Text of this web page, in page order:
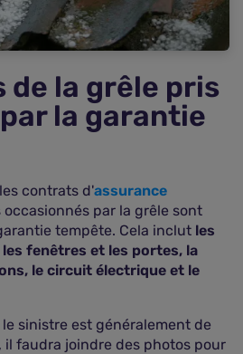
de la grêle pris
la garantie
contrats d'assurance
occasionnés par la grêle sont
tempête. Cela inclut les
fenêtres et les portes, la
le circuit électrique et le
sinistre est généralement de
il faudra joindre des photos pour